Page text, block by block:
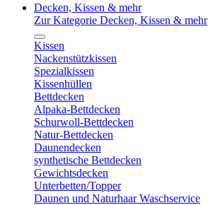
Decken, Kissen & mehr
Zur Kategorie Decken, Kissen & mehr
Kissen
Nackenstützkissen
Spezialkissen
Kissenhüllen
Bettdecken
Alpaka-Bettdecken
Schurwoll-Bettdecken
Natur-Bettdecken
Daunendecken
synthetische Bettdecken
Gewichtsdecken
Unterbetten/Topper
Daunen und Naturhaar Waschservice